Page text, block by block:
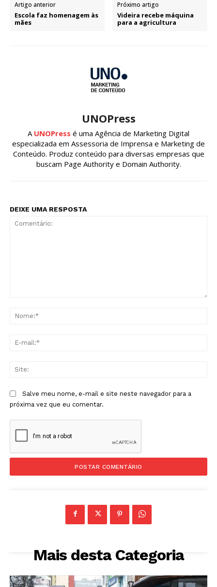
Artigo anterior
Escola faz homenagem às
mães
Próximo artigo
Videira recebe máquina
para a agricultura
UNOPress
A UNOPress é uma Agência de Marketing Digital
especializada em Assessoria de Imprensa e Marketing de
Conteúdo. Produz conteúdo para diversas empresas que
buscam Page Authority e Domain Authority.
DEIXE UMA RESPOSTA
Salve meu nome, e-mail e site neste navegador para a
próxima vez que eu comentar.
Mais desta Categoria